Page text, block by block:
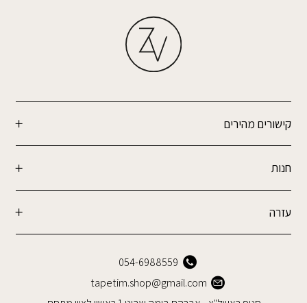
קישורים מהירים
חנות
עזרה
054-6988559
tapetim.shop@gmail.com